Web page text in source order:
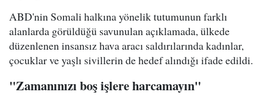
ABD'nin Somali halkına yönelik tutumunun farklı
alanlarda görüldüğü savunulan açıklamada, ülkede
düzenlenen insansız hava aracı saldırılarında kadınlar,
çocuklar ve yaşlı sivillerin de hedef alındığı ifade edildi.
"Zamanınızı boş işlere harcamayın"